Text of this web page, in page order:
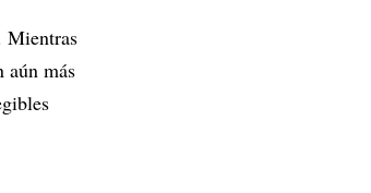
Mientras
aún más